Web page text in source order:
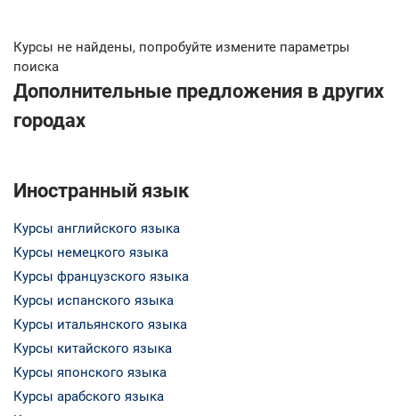
Курсы не найдены, попробуйте измените параметры
поиска
Дополнительные предложения в других
городах
Иностранный язык
Курсы английского языка
Курсы немецкого языка
Курсы французского языка
Курсы испанского языка
Курсы итальянского языка
Курсы китайского языка
Курсы японского языка
Курсы арабского языка